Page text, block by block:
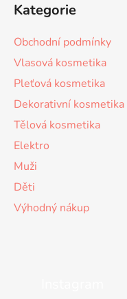
Kategorie
Obchodní podmínky
Vlasová kosmetika
Pleťová kosmetika
Dekorativní kosmetika
Tělová kosmetika
Elektro
Muži
Děti
Výhodný nákup